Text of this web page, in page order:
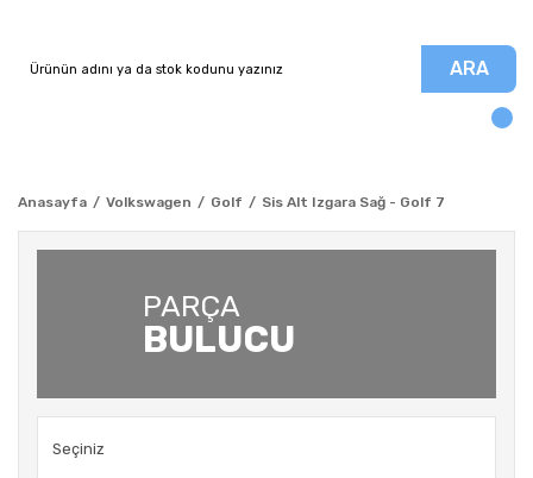
ARA
Anasayfa Volkswagen Golf Sis Alt Izgara Sağ - Golf 7
PARÇA
BULUCU